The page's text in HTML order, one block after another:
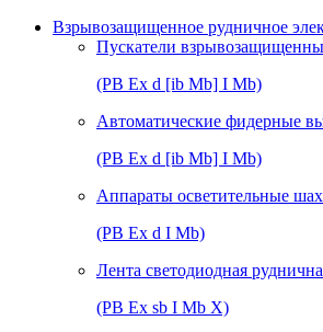
Взрывозащищенное рудничное
Пускатели
(РВ Ex d [ib Mb] I Mb)
Автоматические фидерные
(РВ Ex d [ib Mb] I Mb)
Аппараты осветительные
(РВ Ex d I Mb)
Лента светодиодная
(РВ Ex sb I Mb Х)